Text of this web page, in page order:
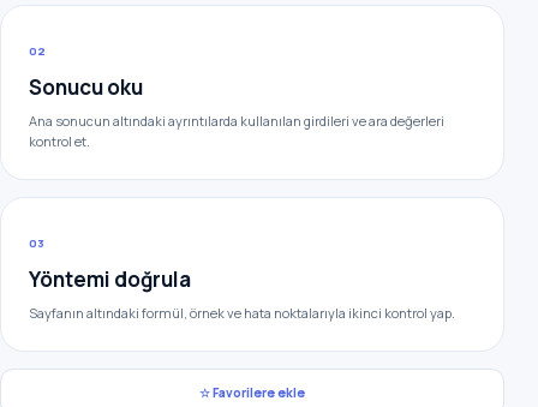
02
Sonucu oku
Ana sonucun altındaki ayrıntılarda kullanılan girdileri ve ara değerleri
kontrol et.
03
Yöntemi doğrula
Sayfanın altındaki formül, örnek ve hata noktalarıyla ikinci kontrol yap.
☆ Favorilere ekle